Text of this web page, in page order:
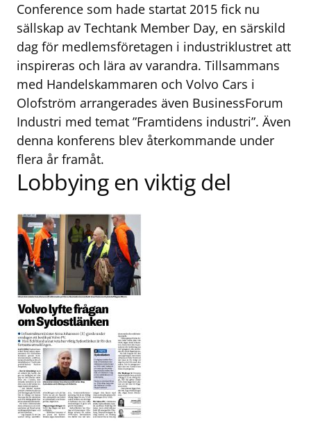
Conference som hade startat 2015 fick nu
sällskap av Techtank Member Day, en särskild
dag för medlemsföretagen i industriklustret att
inspireras och lära av varandra. Tillsammans
med Handelskammaren och Volvo Cars i
Olofström arrangerades även BusinessForum
Industri med temat ”Framtidens industri”. Även
denna konferens blev återkommande under
flera år framåt.
Lobbying en viktig del